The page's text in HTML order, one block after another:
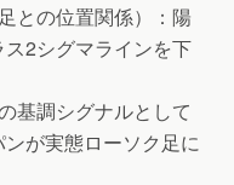
との位置関係）：陽
2シグマラインを下
基調シグナルとして
が実態ローソク足に